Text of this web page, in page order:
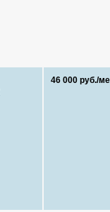
46 000 руб./